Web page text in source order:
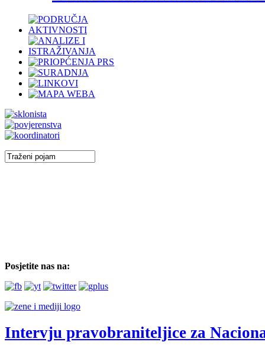
Posjetite nas na:
Intervju pravobraniteljice za